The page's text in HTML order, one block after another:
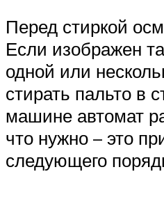
Перед стиркой
Если изображен
одной или
стирать пальто в
машине автомат
что нужно – это
следующего